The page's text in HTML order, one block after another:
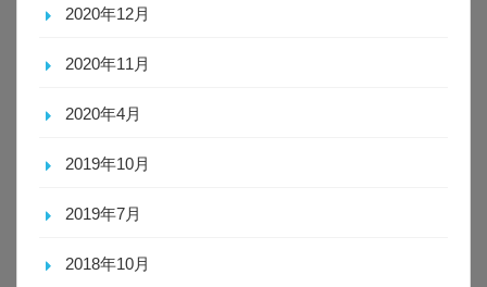
2020年12月
2020年11月
2020年4月
2019年10月
2019年7月
2018年10月